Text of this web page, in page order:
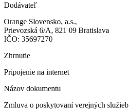
Dodávateľ
Orange Slovensko, a.s.,
Prievozská 6/A, 821 09 Bratislava
IČO: 35697270
Zhrnutie
Pripojenie na internet
Názov dokumentu
Zmluva o poskytovaní verejných služieb